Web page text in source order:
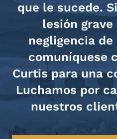
que le sucede.
lesión
negligencia
comuníquese
Curtis para una
Luchamos por
nuestros